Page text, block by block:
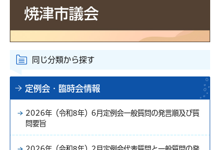
同じ分類から探す
定例会・臨時会情報
2026年（令和8年）6月定例会一般質問の発言順及び質
問要旨